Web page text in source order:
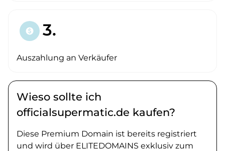
paid 3.
Auszahlung an Verkäufer
Wieso sollte ich
officialsupermatic.de kaufen?
Diese Premium Domain ist bereits registriert
und wird über ELITEDOMAINS exklusiv zum